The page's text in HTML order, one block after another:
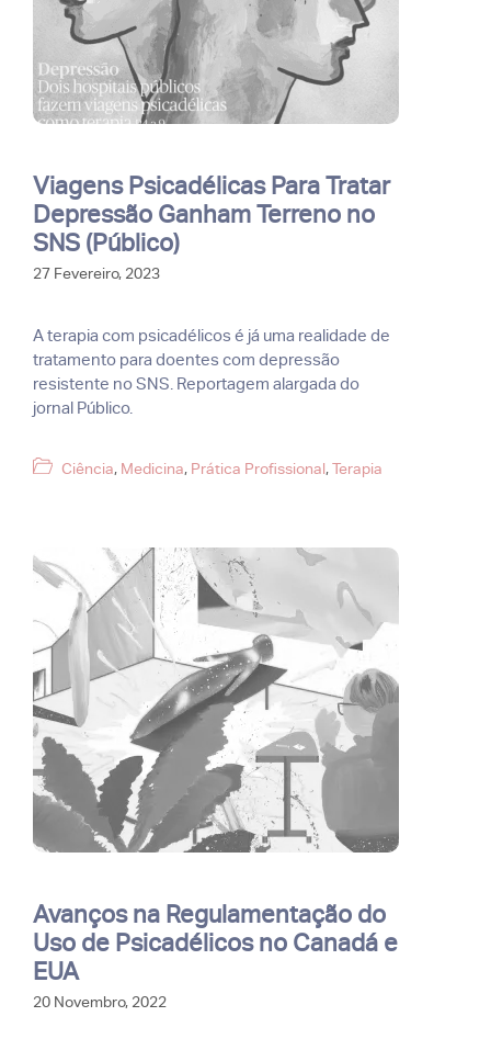
Viagens Psicadélicas Para Tratar
Depressão Ganham Terreno no
SNS (Público)
27 Fevereiro, 2023
A terapia com psicadélicos é já uma realidade de
tratamento para doentes com depressão
resistente no SNS. Reportagem alargada do
jornal Público.
Categorias
Ciência, Medicina, Prática Profissional,Terapia
Avanços na Regulamentação do
Uso de Psicadélicos no Canadá e
EUA
20 Novembro, 2022